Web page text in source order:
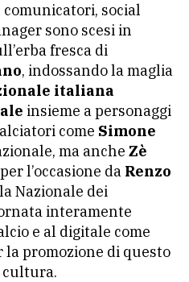
sono scesi in
fresca di
, indossando la maglia
italiana
insieme a personaggi
come Simone
ma anche Zè
l’occasione da Renzo
Nazionale dei
interamente
e al digitale come
promozione di questo
cultura.